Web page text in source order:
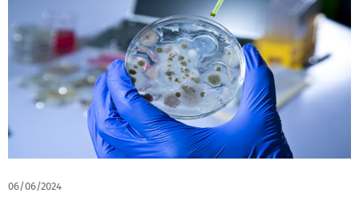
06/06/2024